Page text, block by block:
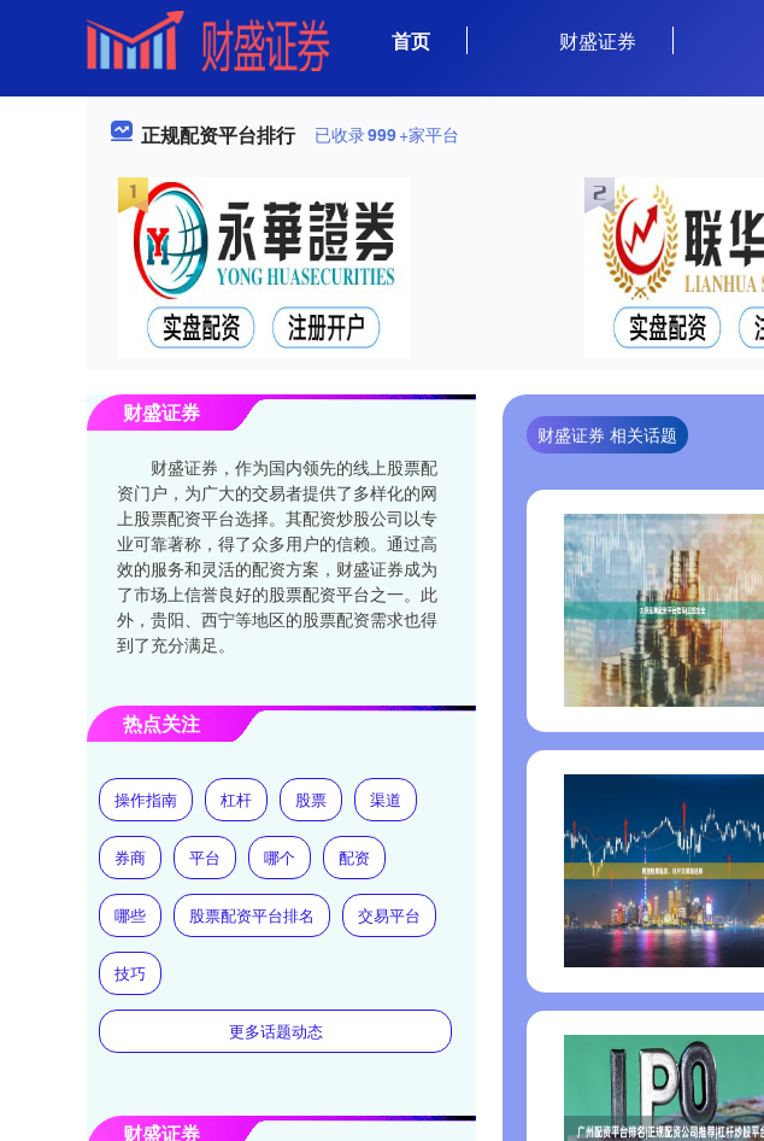
首页 财盛证券
正规配资平台排行 已收录999+家平台
财盛证券 相关话题
财盛证券
财盛证券，作为国内领先的线上股票配
资门户，为广大的交易者提供了多样化的网
上股票配资平台选择。其配资炒股公司以专
业可靠著称，得了众多用户的信赖。通过高
效的服务和灵活的配资方案，财盛证券成为
了市场上信誉良好的股票配资平台之一。此
外，贵阳、西宁等地区的股票配资需求也得
到了充分满足。
热点关注
操作指南 杠杆 股票 渠道
券商 平台 哪个 配资
哪些 股票配资平台排名 交易平台
技巧
更多话题动态
财盛证券